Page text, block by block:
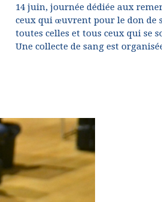
14 juin, journée dédiée aux
ceux qui œuvrent pour le don de
toutes celles et tous ceux qui se
Une collecte de sang est